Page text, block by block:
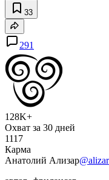
33
291
128K+
Охват за 30 дней
1117
Карма
Анатолий Ализар@alizar